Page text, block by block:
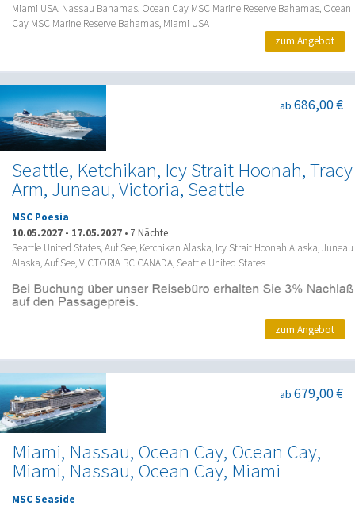
Miami USA, Nassau Bahamas, Ocean Cay MSC Marine Reserve Bahamas, Ocean
Cay MSC Marine Reserve Bahamas, Miami USA
zum Angebot
Seattle, Ketchikan, Icy Strait Hoonah, Tracy
Arm, Juneau, Victoria, Seattle
ab 686,00 €
MSC Poesia
10.05.2027 - 17.05.2027 • 7 Nächte
Seattle United States, Auf See, Ketchikan Alaska, Icy Strait Hoonah Alaska, Juneau
Alaska, Auf See, VICTORIA BC CANADA, Seattle United States
zum Angebot
Miami, Nassau, Ocean Cay, Ocean Cay,
Miami, Nassau, Ocean Cay, Miami
ab 679,00 €
MSC Seaside